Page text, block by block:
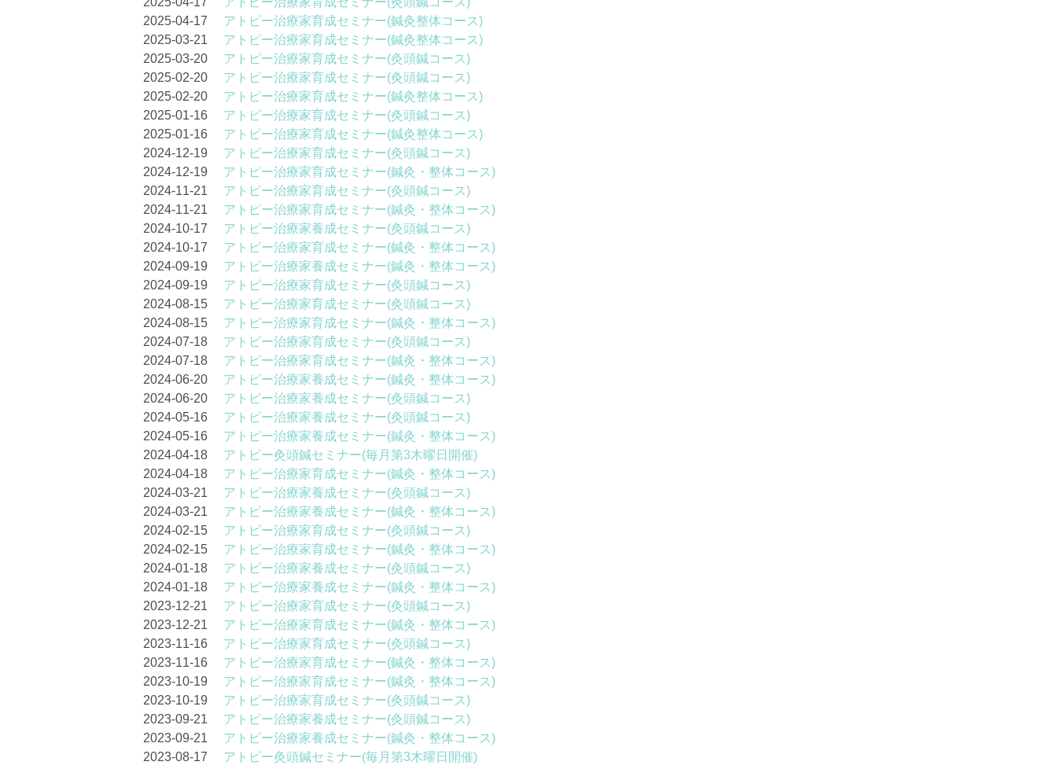
2025-04-17 アトピー治療家育成セミナー(鍼灸整体コース)
2025-03-21 アトピー治療家育成セミナー(鍼灸整体コース)
2025-03-20 アトピー治療家育成セミナー(灸頭鍼コース)
2025-02-20 アトピー治療家育成セミナー(灸頭鍼コース)
2025-02-20 アトピー治療家育成セミナー(鍼灸整体コース)
2025-01-16 アトピー治療家育成セミナー(灸頭鍼コース)
2025-01-16 アトピー治療家育成セミナー(鍼灸整体コース)
2024-12-19 アトピー治療家育成セミナー(灸頭鍼コース)
2024-12-19 アトピー治療家育成セミナー(鍼灸・整体コース)
2024-11-21 アトピー治療家育成セミナー(灸頭鍼コース)
2024-11-21 アトピー治療家育成セミナー(鍼灸・整体コース)
2024-10-17 アトピー治療家養成セミナー(灸頭鍼コース)
2024-10-17 アトピー治療家育成セミナー(鍼灸・整体コース)
2024-09-19 アトピー治療家養成セミナー(鍼灸・整体コース)
2024-09-19 アトピー治療家育成セミナー(灸頭鍼コース)
2024-08-15 アトピー治療家育成セミナー(灸頭鍼コース)
2024-08-15 アトピー治療家育成セミナー(鍼灸・整体コース)
2024-07-18 アトピー治療家育成セミナー(灸頭鍼コース)
2024-07-18 アトピー治療家育成セミナー(鍼灸・整体コース)
2024-06-20 アトピー治療家養成セミナー(鍼灸・整体コース)
2024-06-20 アトピー治療家養成セミナー(灸頭鍼コース)
2024-05-16 アトピー治療家養成セミナー(灸頭鍼コース)
2024-05-16 アトピー治療家養成セミナー(鍼灸・整体コース)
2024-04-18 アトピー灸頭鍼セミナー(毎月第3木曜日開催)
2024-04-18 アトピー治療家育成セミナー(鍼灸・整体コース)
2024-03-21 アトピー治療家養成セミナー(灸頭鍼コース)
2024-03-21 アトピー治療家養成セミナー(鍼灸・整体コース)
2024-02-15 アトピー治療家育成セミナー(灸頭鍼コース)
2024-02-15 アトピー治療家育成セミナー(鍼灸・整体コース)
2024-01-18 アトピー治療家養成セミナー(灸頭鍼コース)
2024-01-18 アトピー治療家養成セミナー(鍼灸・整体コース)
2023-12-21 アトピー治療家育成セミナー(灸頭鍼コース)
2023-12-21 アトピー治療家育成セミナー(鍼灸・整体コース)
2023-11-16 アトピー治療家育成セミナー(灸頭鍼コース)
2023-11-16 アトピー治療家育成セミナー(鍼灸・整体コース)
2023-10-19 アトピー治療家育成セミナー(鍼灸・整体コース)
2023-10-19 アトピー治療家育成セミナー(灸頭鍼コース)
2023-09-21 アトピー治療家養成セミナー(灸頭鍼コース)
2023-09-21 アトピー治療家養成セミナー(鍼灸・整体コース)
2023-08-17 アトピー灸頭鍼セミナー(毎月第3木曜日開催)